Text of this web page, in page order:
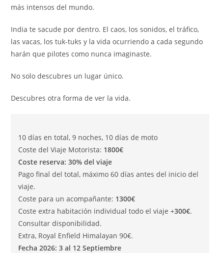
más intensos del mundo.
India te sacude por dentro. El caos, los sonidos, el tráfico,
las vacas, los tuk-tuks y la vida ocurriendo a cada segundo
harán que pilotes como nunca imaginaste.
No solo descubres un lugar único.
Descubres otra forma de ver la vida.
10 días en total, 9 noches, 10 días de moto
Coste del Viaje Motorista: 1800€
Coste reserva: 30% del viaje
Pago final del total, máximo 60 días antes del inicio del
viaje.
Coste para un acompañante: 1300€
Coste extra habitación individual todo el viaje +300€.
Consultar disponibilidad.
Extra, Royal Enfield Himalayan 90€.
Fecha 2026: 3 al 12 Septiembre